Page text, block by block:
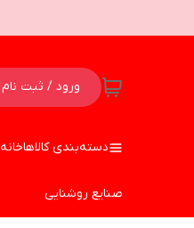
ورود / ثبت نام
دسته‌بندی کالاهاخانه
صنایع روشنایی